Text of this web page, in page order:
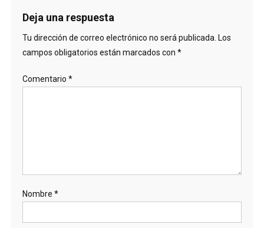
Deja una respuesta
Tu dirección de correo electrónico no será publicada. Los
campos obligatorios están marcados con *
Comentario *
Nombre *